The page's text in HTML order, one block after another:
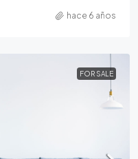
hace 6 años
FOR SALE